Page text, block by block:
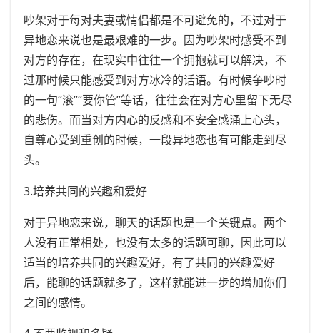
吵架对于每对夫妻或情侣都是不可避免的，不过对于
异地恋来说也是最艰难的一步。因为吵架时感受不到
对方的存在，在现实中往往一个拥抱就可以解决，不
过那时候只能感受到对方冰冷的话语。有时候争吵时
的一句“滚”“要你管”等话，往往会在对方心里留下无尽
的悲伤。而当对方内心的反感和不安全感涌上心头，
自尊心受到重创的时候，一段异地恋也有可能走到尽
头。
3.培养共同的兴趣和爱好
对于异地恋来说，聊天的话题也是一个关键点。两个
人没有正常相处，也没有太多的话题可聊，因此可以
适当的培养共同的兴趣爱好，有了共同的兴趣爱好
后，能聊的话题就多了，这样就能进一步的增加你们
之间的感情。